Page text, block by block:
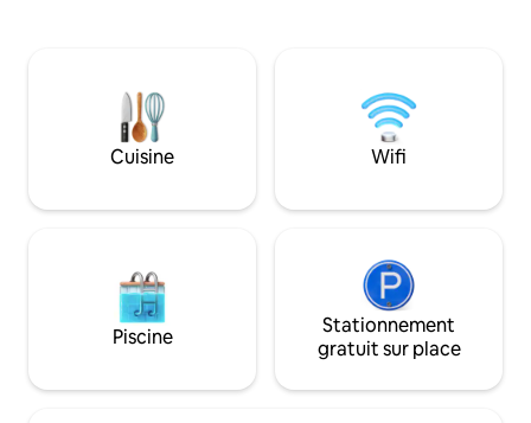
commerces et restaurants à proximité
immédiate. Parking gratuit à 15 minutes
a pied de l appartement
Cuisine Wifi
Piscine
Stationnement
gratuit sur place